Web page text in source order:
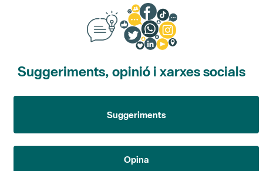
Suggeriments, opinió i xarxes socials
Suggeriments
Opina